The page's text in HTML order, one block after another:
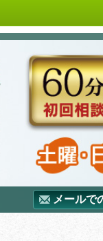
メールで